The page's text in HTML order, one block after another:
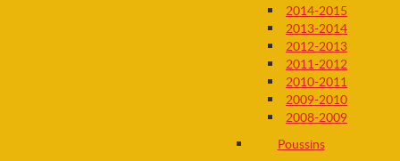
2014-2015
2013-2014
2012-2013
2011-2012
2010-2011
2009-2010
2008-2009
Poussins